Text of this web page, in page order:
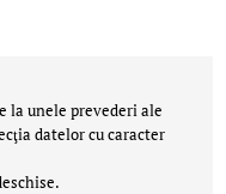
la unele prevederi ale
datelor cu caracter